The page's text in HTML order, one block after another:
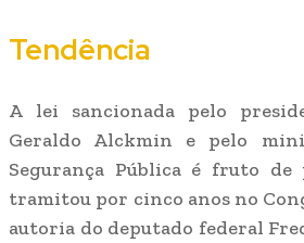
Tendência
A lei sancionada pelo
Geraldo Alckmin e pelo
Segurança Pública é fruto
tramitou por cinco anos no
autoria do deputado federal